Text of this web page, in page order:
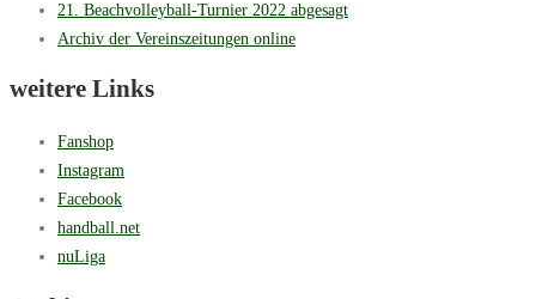
21. Beachvolleyball-Turnier 2022 abgesagt
Archiv der Vereinszeitungen online
weitere Links
Fanshop
Instagram
Facebook
handball.net
nuLiga